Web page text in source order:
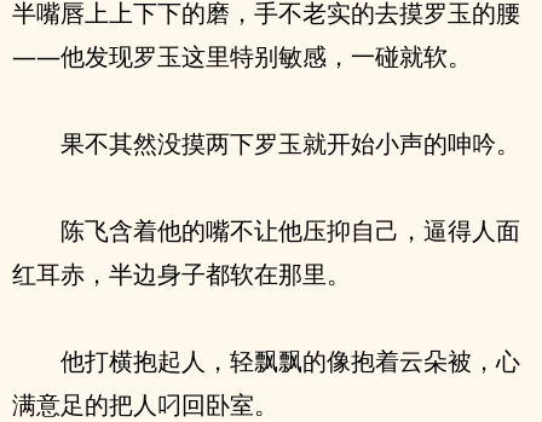
半嘴唇上上下下的磨，手不老实的去摸罗玉的腰
——他发现罗玉这里特别敏感，一碰就软。
果不其然没摸两下罗玉就开始小声的呻吟。
陈飞含着他的嘴不让他压抑自己，逼得人面
红耳赤，半边身子都软在那里。
他打横抱起人，轻飘飘的像抱着云朵被，心
满意足的把人叼回卧室。